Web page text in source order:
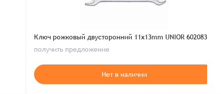
Ключ рожковый двусторонний 11х13mm UNIOR 602083
получить предложение
Нет в наличии